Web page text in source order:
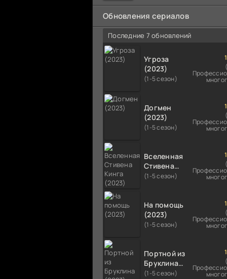
намного
Обновления сериалов
Последние 7 обновлений
Угроза
(2023)
(1-5 сезон)
Догмен
(2023)
(1-5 сезон)
Вселенная
Стивена
Кинга
(1-5 сезон)
На помощь
(2023)
(1-5 сезон)
Портной из
Бруклина
(2023)
(1-5 сезон)